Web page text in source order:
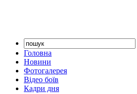
Головна
Новини
Фотогалерея
Відео боїв
Кадри дня